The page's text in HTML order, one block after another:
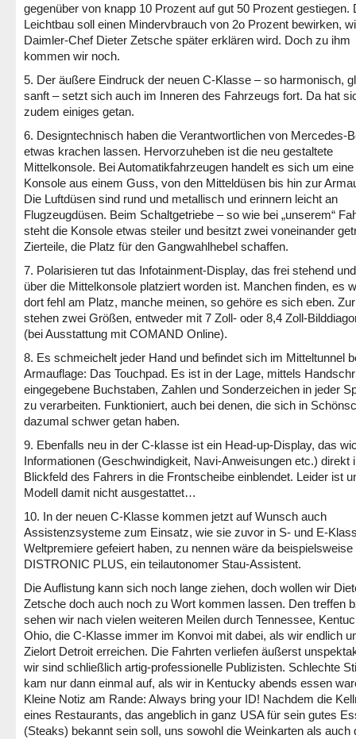
gegenüber von knapp 10 Prozent auf gut 50 Prozent gestiegen.
Leichtbau soll einen Mindervbrauch von 2o Prozent bewirken,
Daimler-Chef Dieter Zetsche später erklären wird. Doch zu ihm
kommen wir noch.
5. Der äußere Eindruck der neuen C-Klasse – so harmonisch,
sanft – setzt sich auch im Inneren des Fahrzeugs fort. Da hat
zudem einiges getan.
6. Designtechnisch haben die Verantwortlichen von Mercedes-
etwas krachen lassen. Hervorzuheben ist die neu gestaltete
Mittelkonsole. Bei Automatikfahrzeugen handelt es sich um eine
Konsole aus einem Guss, von den Mitteldüsen bis hin zur
Die Luftdüsen sind rund und metallisch und erinnern leicht an
Flugzeugdüsen. Beim Schaltgetriebe – so wie bei „unserem“
steht die Konsole etwas steiler und besitzt zwei voneinander
Zierteile, die Platz für den Gangwahlhebel schaffen.
7. Polarisieren tut das Infotainment-Display, das frei stehend
über die Mittelkonsole platziert worden ist. Manchen finden, es
dort fehl am Platz, manche meinen, so gehöre es sich eben.
stehen zwei Größen, entweder mit 7 Zoll- oder 8,4 Zoll-
(bei Ausstattung mit COMAND Online).
8. Es schmeichelt jeder Hand und befindet sich im Mitteltunnel
Armauflage: Das Touchpad. Es ist in der Lage, mittels
eingegebene Buchstaben, Zahlen und Sonderzeichen in jeder
zu verarbeiten. Funktioniert, auch bei denen, die sich in
dazumal schwer getan haben.
9. Ebenfalls neu in der C-klasse ist ein Head-up-Display, das
Informationen (Geschwindigkeit, Navi-Anweisungen etc.) direkt
Blickfeld des Fahrers in die Frontscheibe einblendet. Leider ist
Modell damit nicht ausgestattet…
10. In der neuen C-Klasse kommen jetzt auf Wunsch auch
Assistenzsysteme zum Einsatz, wie sie zuvor in S- und E-
Weltpremiere gefeiert haben, zu nennen wäre da beispielsweise
DISTRONIC PLUS, ein teilautonomer Stau-Assistent.
Die Auflistung kann sich noch lange ziehen, doch wollen wir
Zetsche doch auch noch zu Wort kommen lassen. Den treffen
sehen wir nach vielen weiteren Meilen durch Tennessee,
Ohio, die C-Klasse immer im Konvoi mit dabei, als wir endlich
Zielort Detroit erreichen. Die Fahrten verliefen äußerst
wir sind schließlich artig-professionelle Publizisten. Schlechte
kam nur dann einmal auf, als wir in Kentucky abends essen
Kleine Notiz am Rande: Always bring your ID! Nachdem die
eines Restaurants, das angeblich in ganz USA für sein gutes
(Steaks) bekannt sein soll, uns sowohl die Weinkarten als auch